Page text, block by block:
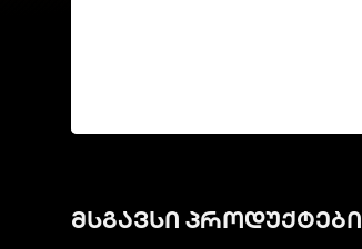
მსგავსი პროდუქტები